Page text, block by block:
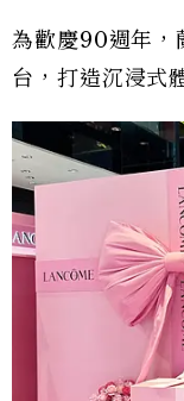
為歡慶90週年，
台，打造沉浸式